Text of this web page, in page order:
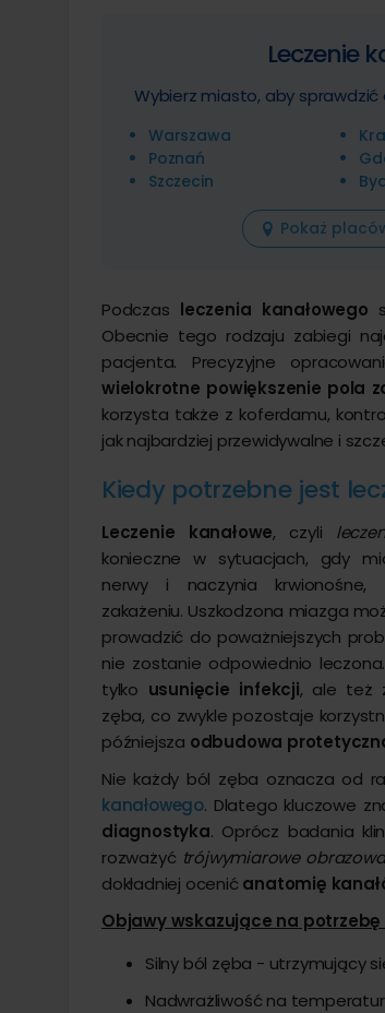
Leczenie
Wybierz miasto, aby
Warszawa
Poznań
Szczecin
Pokaż
Podczas leczenia kanałowego
Obecnie tego rodzaju zabiegi
pacjenta. Precyzyjne
wielokrotne powiększenie pola
korzysta także z koferdamu,
jak najbardziej przewidywalne i
Kiedy potrzebne jest
Leczenie kanałowe, czyli
konieczne w sytuacjach, gdy
nerwy i naczynia krwionośne,
zakażeniu. Uszkodzona miazga
prowadzić do poważniejszych
nie zostanie odpowiednio
tylko usunięcie infekcji, ale też
zęba, co zwykle pozostaje
późniejsza odbudowa
Nie każdy ból zęba oznacza od
kanałowego. Dlatego kluczowe
diagnostyka. Oprócz badania
rozważyć trójwymiarowe
dokładniej ocenić anatomię
Objawy wskazujące na
Silny ból zęba - utrzymujący
Nadwrażliwość na